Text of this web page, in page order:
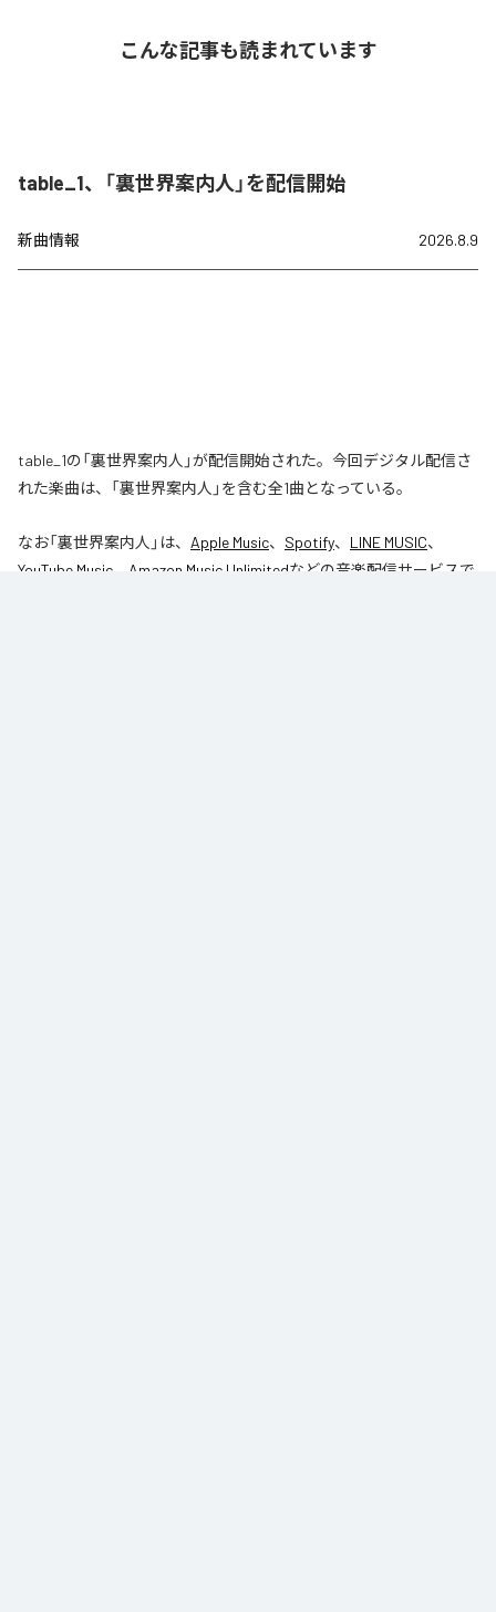
こんな記事も読まれています
table_1、「裏世界案内人」を配信開始
新曲情報 2026.8.9
table_1の「裏世界案内人」が配信開始された。今回デジタル配信さ
れた楽曲は、「裏世界案内人」を含む全1曲となっている。
なお「裏世界案内人 」は、 Apple Music、 Spotify、 LINE MUSIC、
YouTube Music
Amazon Music Unlimitedなどの音楽配信サービスで